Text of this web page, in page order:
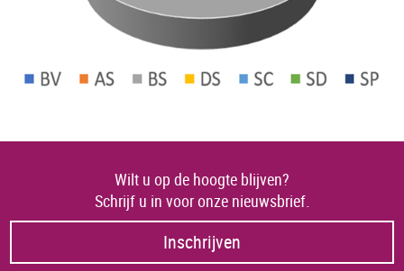
Wilt u op de hoogte blijven?
Schrijf u in voor onze nieuwsbrief.
Inschrijven